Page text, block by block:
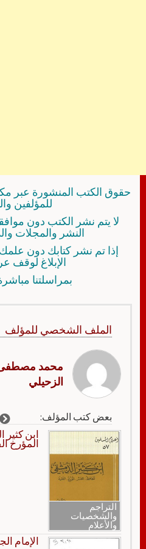
حقوق الكتب المنشورة عبر
للمؤلفين
لا يتم نشر الكتب دون
النشر والمجلات
إذا تم نشر كتابك دون
الإبلاغ لوقف
بمراسلتنا
الملف الشخصي للمؤلف
محمد
الزحيلي
بعض كتب المؤلف:
التراجم
والشخصيات
والأعلام
ابن
المؤرخ
الإمام